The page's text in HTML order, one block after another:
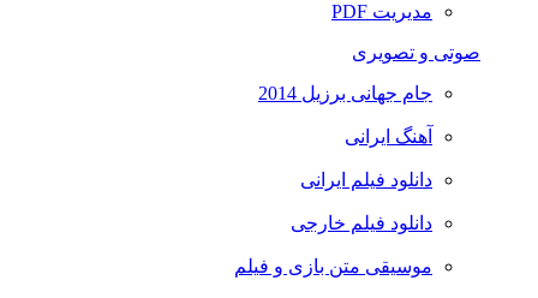
مدیریت PDF
صوتی و تصویری
جام جهانی برزیل 2014
آهنگ ایرانی
دانلود فیلم ایرانی
دانلود فیلم خارجی
موسیقی متن بازی و فیلم